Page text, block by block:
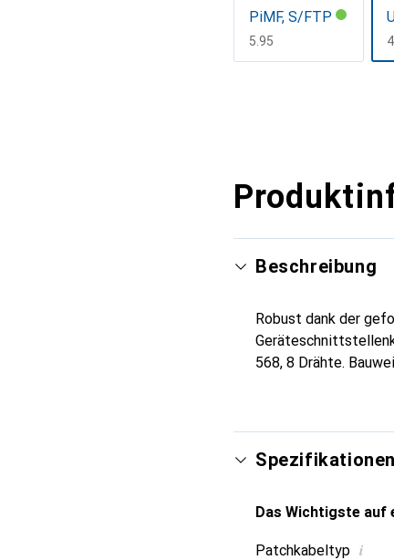
PiMF, S/FTP
CHF
5.95
Beschreibung
Robust dank der
568, 8 Drähte.
Spezifikationen
Das Wichtigste auf
Patchkabeltyp i